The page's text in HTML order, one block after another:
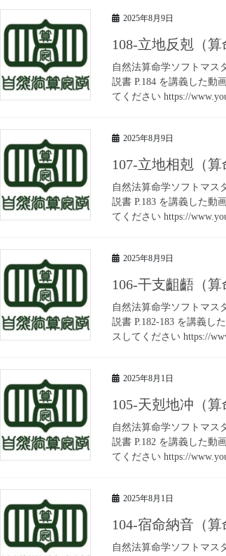
2025年8月9日
108-立地反剋（
自然法算命学ソフトマス
説書 P.184 を講義した動
てください https://
2025年8月9日
107-立地相剋（
自然法算命学ソフトマス
説書 P.183 を講義した動
てください https://
2025年8月9日
106-干支齟齬（
自然法算命学ソフトマス
説書 P.182-183 を講義し
スしてください https://
2025年8月1日
105-天剋地冲（
自然法算命学ソフトマス
説書 P.182 を講義した動
てください https://
2025年8月1日
104-宿命納音（
自然法算命学ソフトマス